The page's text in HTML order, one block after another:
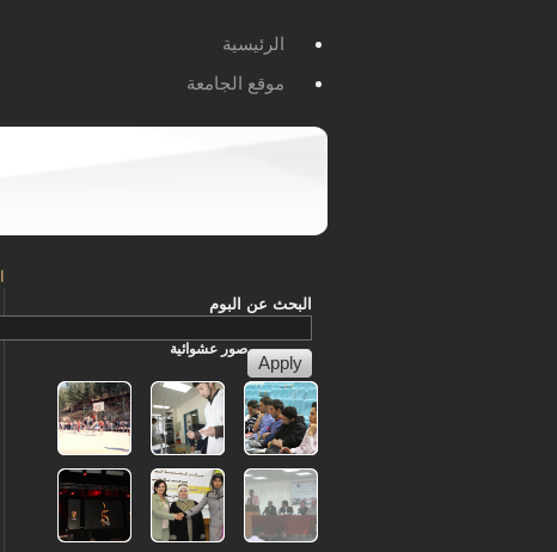
الرئيسية
موقع الجامعة
البحث عن البوم
صور عشوائية